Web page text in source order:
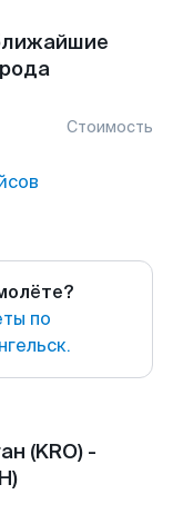
Стоимость
по
(KRO) -